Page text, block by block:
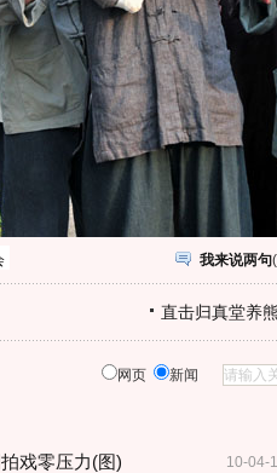
我来说两句(
直击归真堂养
网页 新闻
10-04-
戏零压力(图)